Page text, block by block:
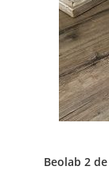
Beolab 2